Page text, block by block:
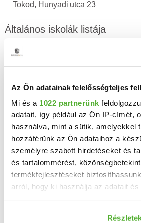
Az Ön adatainak felelősségteljes
Mi és a 1022 partnerünk
adatait, így például az Ön IP-címét,
használva, mint a sütik, amelyekkel
hozzáférünk az Ön adataihoz a
személyre szabott hirdetéseket és
és tartalommérést,
termékfejlesztéseket
arról, hogy ki használja az adatait és
Tokod, Hunyadi utca 23
Általános iskolák listája
Tokodi Hegyeskő
Telephelye
Tokod, Határ utca 6.
Demográfiai adatok
Tokod településen 2 012 férfi és 2
azaz összesen 4 143. 10 évvel előtte
évvel pedig 4 456 ember lakott a
lakosából 1 568 házas, 459 özvegy,
rendelkező lakos van.38 lakos az 1.